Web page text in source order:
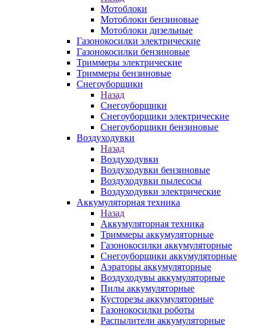
Мотоблоки
Мотоблоки бензиновые
Мотоблоки дизельные
Газонокосилки электрические
Газонокосилки бензиновые
Триммеры электрические
Триммеры бензиновые
Снегоуборщики
Назад
Снегоуборщики
Снегоуборщики электрические
Снегоуборщики бензиновые
Воздуходувки
Назад
Воздуходувки
Воздуходувки бензиновые
Воздуходувки пылесосы
Воздуходувки электрические
Аккумуляторная техника
Назад
Аккумуляторная техника
Триммеры аккумуляторные
Газонокосилки аккумуляторные
Снегоуборщики аккумуляторные
Аэраторы аккумуляторные
Воздуходувы аккумуляторные
Пилы аккумуляторные
Кусторезы аккумуляторные
Газонокосилки роботы
Распылители аккумуляторные